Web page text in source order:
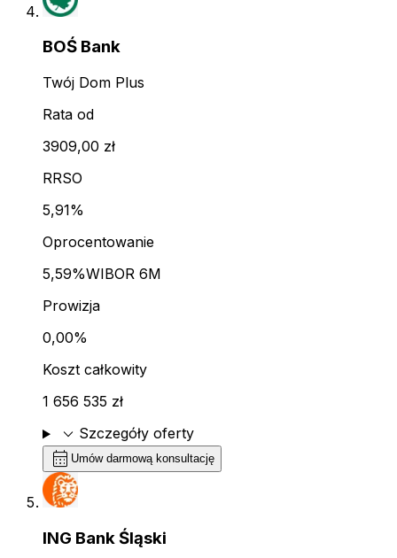
BOŚ Bank
Twój Dom Plus
Rata od
3909,00 zł
RRSO
5,91%
Oprocentowanie
5,59%WIBOR 6M
Prowizja
0,00%
Koszt całkowity
1 656 535 zł
expand_more Szczegóły oferty
calendar_month Umów darmową konsultację
ING Bank Śląski